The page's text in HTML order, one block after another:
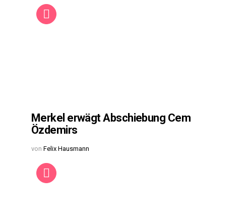
Merkel erwägt Abschiebung Cem
Özdemirs
von Felix Hausmann